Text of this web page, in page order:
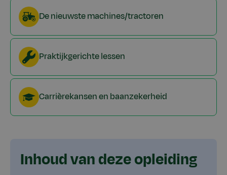
De nieuwste machines/tractoren
Praktijkgerichte lessen
Carrièrekansen en baanzekerheid
Inhoud van deze opleiding